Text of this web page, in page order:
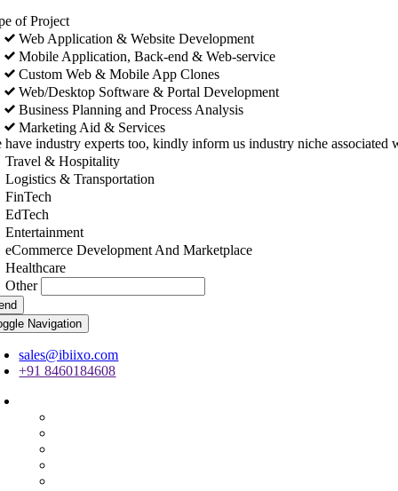
of Project
Web Application & Website Development
Mobile Application, Back-end & Web-service
Custom Web & Mobile App Clones
Web/Desktop Software & Portal Development
Business Planning and Process Analysis
Marketing Aid & Services
have industry experts too, kindly inform us industry niche associated
Travel & Hospitality
Logistics & Transportation
FinTech
EdTech
Entertainment
eCommerce Development And Marketplace
Healthcare
Other
Navigation
sales@ibiixo.com
+91 8460184608